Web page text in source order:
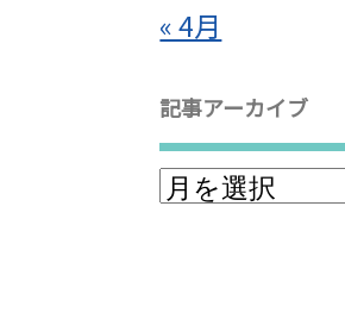
« 4月
記事アーカイブ